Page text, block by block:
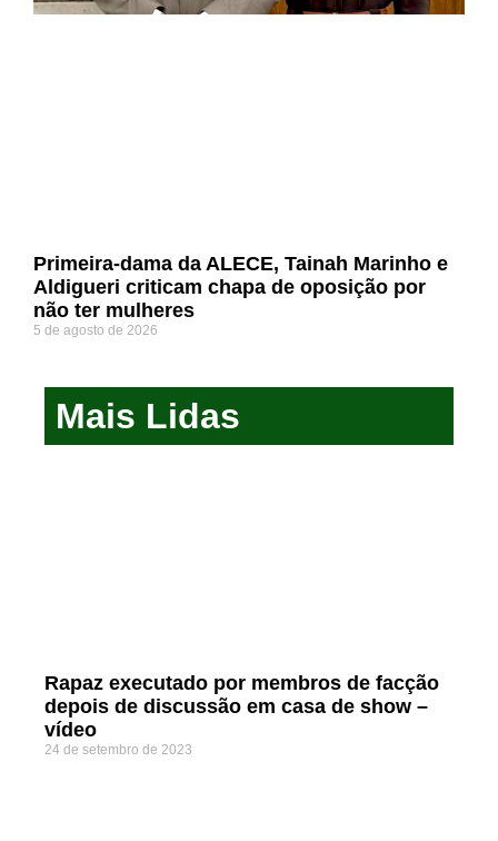
Primeira-dama da ALECE, Tainah Marinho e
Aldigueri criticam chapa de oposição por
não ter mulheres
5 de agosto de 2026
Mais Lidas
Rapaz executado por membros de facção
depois de discussão em casa de show –
vídeo
24 de setembro de 2023